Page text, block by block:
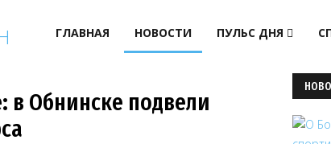
ГЛАВНАЯ НОВОСТИ ПУЛЬС ДНЯ
в Обнинске подвели